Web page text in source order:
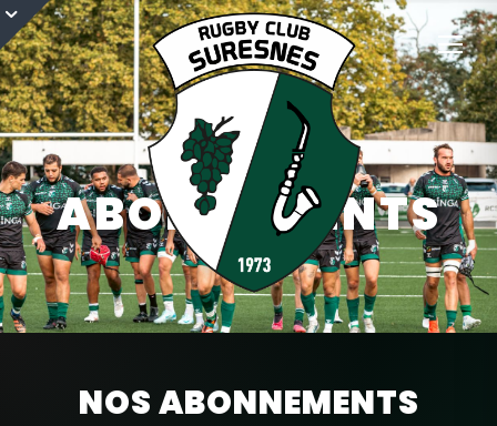
ABONNEMENTS
26-27
NOS ABONNEMENTS